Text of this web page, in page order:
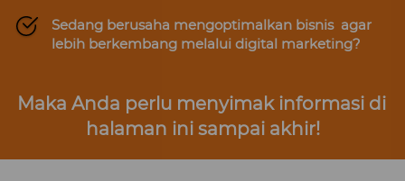
Sedang berusaha mengoptimalkan bisnis  agar
lebih berkembang melalui digital marketing?
Maka Anda perlu menyimak informasi di
halaman ini sampai akhir!